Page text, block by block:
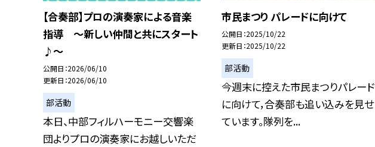
【合奏部】プロの演奏家による音楽
指導 ～新しい仲間と共にスタート
♪～
公開日 2026/06/10
更新日 2026/06/10
部活動
本日、中部フィルハーモニー交響楽
団よりプロの演奏家にお越しいただ
市民まつり パレードに向けて
公開日 2025/10/22
更新日 2025/10/22
部活動
今週末に控えた市民まつりパレード
に向けて，合奏部も追い込みを見せ
ています。隊列を...